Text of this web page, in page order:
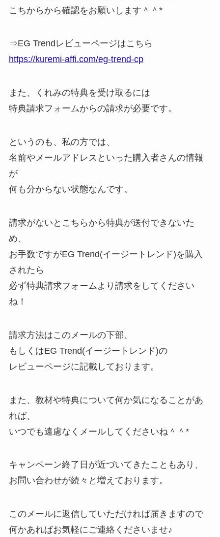
こちからから確認をお願いします＾＾*
⇒EG Trendレビューページはこちら
https://kuremi-affi.com/eg-trend-cp
また、くれみの特典を受け取るには
特典請求フォームからの請求が必要です。
というのも、私の方では、
名前やメールアドレスといった購入者さんの情報
が
何も分からない状態なんです。
請求がないとこちらから特典が送付できないた
め、
お手数ですがEG Trend(イージートレンド)を購入
されたら
必ず特典請求フォームより請求をしてください
ね！
請求方法はこのメールの下部、
もしくはEG Trend(イージートレンド)の
レビューページに記載しております。
また、教材や特典について何か気になることがあ
れば、
いつでも遠慮なくメールしてくださいね＾＾*
キャンペーン終了日が近づいてきたこともあり、
お問い合わせが続々と増えております。
このメールに返信していただければ届きますので
何かあればお気軽にご連絡くださいませ♪